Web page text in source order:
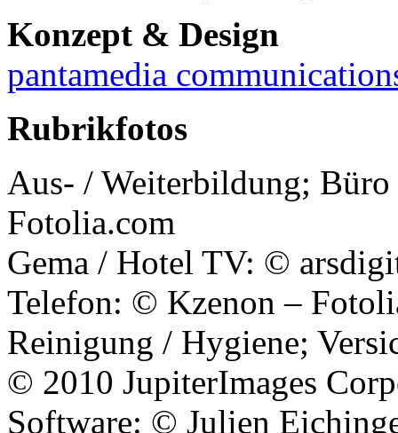
Konzept & Design
pantamedia
Rubrikfotos
Aus- / Weiterbildung;
Fotolia.com
Gema / Hotel TV: ©
Telefon: © Kzenon –
Reinigung / Hygiene;
© 2010 JupiterImages
Software: © Julien